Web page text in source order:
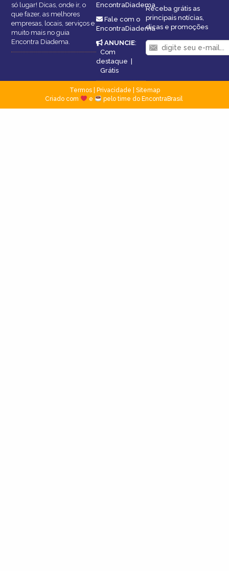
só lugar! Dicas, onde ir, o
que fazer, as melhores
empresas, locais, serviços e
muito mais no guia
Encontra Diadema.
EncontraDiadema
Fale com o
EncontraDiadema
ANUNCIE:
Com
destaque |
Grátis
Receba grátis as
principais notícias,
dicas e promoções
Termos| Privacidade
Sitemap
Criado com
e pelo time do EncontraBrasil